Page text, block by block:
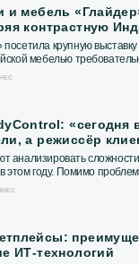
и мебель
контрастную
крупную
мебелью
жители...
«сегодня
а режиссёр
анализировать
этом году. Помимо
менеджеров в их...
ИТ-технологий